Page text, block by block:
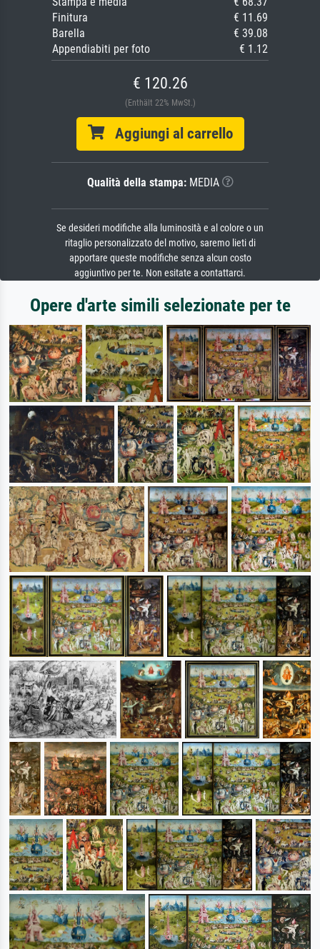
Finitura
€ 11.69
Barella
€ 39.08
Appendiabiti per foto
€ 1.12
€ 120.26
(Enthält 22% MwSt.)
Aggiungi al carrello
Qualità della stampa:MEDIA
Se desideri modifiche alla luminosità e al colore o un
ritaglio personalizzato del motivo, saremo lieti di
apportare queste modifiche senza alcun costo
aggiuntivo per te. Non esitate a contattarci.
Opere d'arte simili selezionate per te